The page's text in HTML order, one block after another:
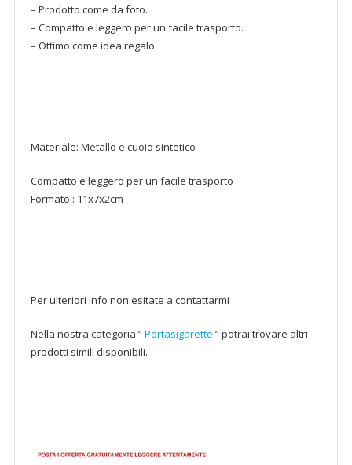
– Prodotto come da foto.
– Compatto e leggero per un facile trasporto.
– Ottimo come idea regalo.
Materiale: Metallo e cuoio sintetico
Compatto e leggero per un facile trasporto
Formato : 11x7x2cm
Per ulteriori info non esitate a contattarmi
Nella nostra categoria ”Portasigarette ” potrai trovare altri
prodotti simili disponibili.